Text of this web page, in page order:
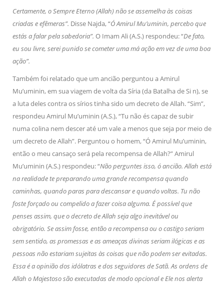
Certamente, o Sempre Eterno (Allah) não se assemelha às coisas
criadas e efêmeras”. Disse Najda, “Ó Amirul Mu’uminin, percebo que
estás a falar pela sabedoria”. O Imam Ali (A.S.) respondeu: “De fato,
eu sou livre, serei punido se cometer uma má ação em vez de uma boa
ação”.
Também foi relatado que um ancião perguntou a Amirul
Mu’uminin, em sua viagem de volta da Síria (da Batalha de Si n), se
a luta deles contra os sírios tinha sido um decreto de Allah. “Sim”,
respondeu Amirul Mu’uminin (A.S.), “Tu não és capaz de subir
numa colina nem descer até um vale a menos que seja por meio de
um decreto de Allah”. Perguntou o homem, “Ó Amirul Mu’uminin,
então o meu cansaço será pela recompensa de Allah?” Amirul
Mu’uminin (A.S.) respondeu: “Não perguntes isso, ó ancião. Allah está
na realidade te preparando uma grande recompensa quando
caminhas, quando paras para descansar e quando voltas. Tu não
foste forçado ou compelido a fazer coisa alguma. É possível que
penses assim, que o decreto de Allah seja algo inevitável ou
obrigatório. Se assim fosse, então a recompensa ou o castigo seriam
sem sentido, as promessas e as ameaças divinas seriam ilógicas e as
pessoas não estariam sujeitas às coisas que não podem ser evitadas.
Essa é a opinião dos idólatras e dos seguidores de Satã. As ordens de
Allah o Majestoso são executadas de modo opcional e Ele nos alerta